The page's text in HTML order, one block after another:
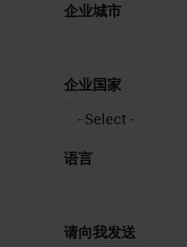
企业城市
企业国家
语言
请向我发送